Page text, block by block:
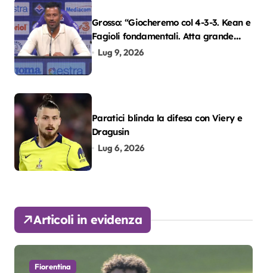
Grosso: “Giocheremo col 4-3-3. Kean e
Fagioli fondamentali. Atta grande
colpo”
Lug 9, 2026
Paratici blinda la difesa con Viery e
Dragusin
Lug 6, 2026
Articoli in evidenza
Fiorentina